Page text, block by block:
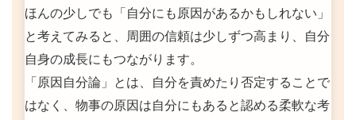
ほんの少しでも「自分にも原因があるかもしれない」
と考えてみると、周囲の信頼は少しずつ高まり、自分
自身の成長にもつながります。
「原因自分論」とは、自分を責めたり否定することで
はなく、物事の原因は自分にもあると認める柔軟な考